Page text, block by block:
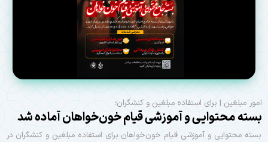
امور مبلغین | برای استفاده مبلغین و کنشگران؛
بسته محتوایی و آموزشی قیام خون‌خواهان آماده شد
بسته محتوایی و آموزشی قیام خون‌خواهان برای استفاده مبلغین و کنشگران در